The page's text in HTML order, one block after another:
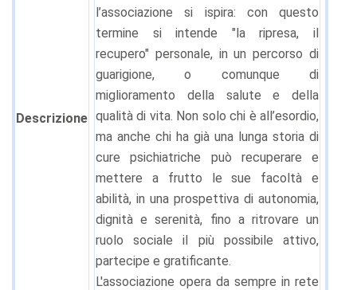
Descrizione
l’associazione si ispira: con questo
termine si intende "la ripresa, il
recupero" personale, in un percorso di
guarigione, o comunque di
miglioramento della salute e della
qualità di vita. Non solo chi è all’esordio,
ma anche chi ha già una lunga storia di
cure psichiatriche può recuperare e
mettere a frutto le sue facoltà e
abilità, in una prospettiva di autonomia,
dignità e serenità, fino a ritrovare un
ruolo sociale il più possibile attivo,
partecipe e gratificante.
L'associazione opera da sempre in rete